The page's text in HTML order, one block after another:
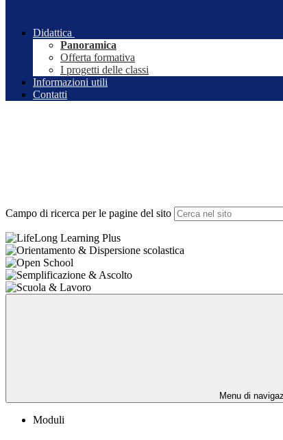
Didattica
Panoramica
Offerta formativa
I progetti delle classi
Informazioni utili
Contatti
Campo di ricerca per le pagine del sito
Menu di
Moduli